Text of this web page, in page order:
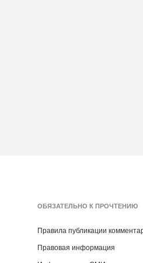
ОБЯЗАТЕЛЬНО К ПРОЧТЕНИЮ
Правила публикации
Правовая информация